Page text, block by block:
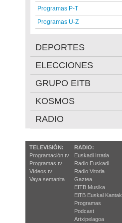
Programas P-T
Programas U-Z
DEPORTES
ELECCIONES
GRUPO EITB
KOSMOS
RADIO
TELEVISIÓN:
Programación tv
Programas tv
Vídeos tv
Vaya semanita
RADIO:
Euskadi Irratia
Radio Euskadi
Radio Vitoria
Gaztea
EITB Musika
EiTB Euskal Kantak
Programas
Podcast
Artxipelagoa